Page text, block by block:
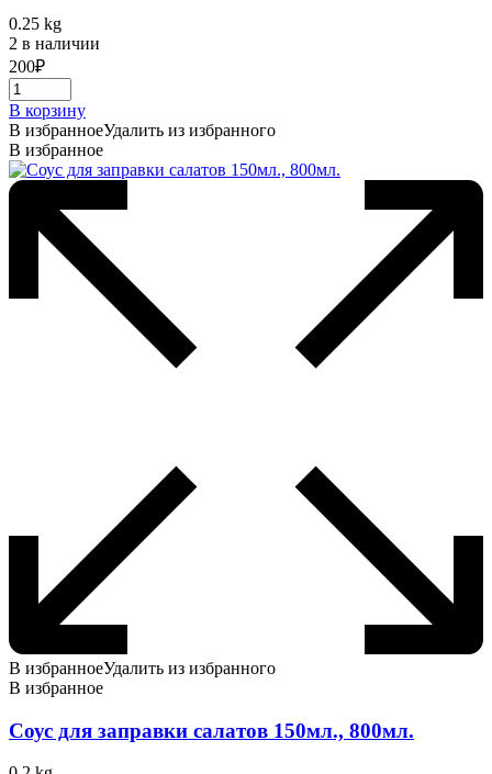
0.25 kg
2 в наличии
200₽
В корзину
В избранноеУдалить из избранного
В избранное
В избранноеУдалить из избранного
В избранное
Соус для заправки салатов 150мл., 800мл.